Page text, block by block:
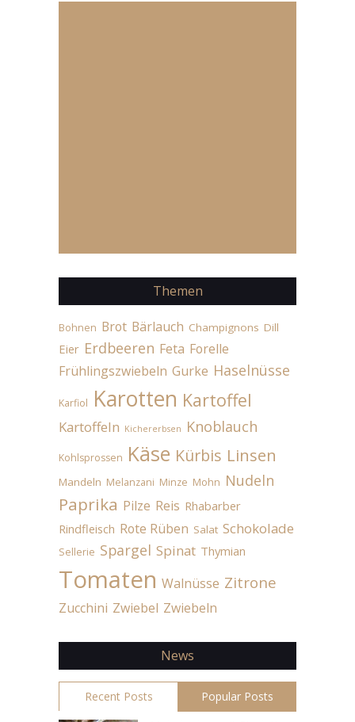
Themen
Bohnen Brot Bärlauch Champignons Dill
Eier Erdbeeren Feta Forelle
Frühlingszwiebeln Gurke Haselnüsse
Karfiol Karotten Kartoffel
Kartoffeln Kichererbsen Knoblauch
Kohlsprossen Käse Kürbis Linsen
Mandeln Melanzani Minze Mohn Nudeln
Paprika Pilze Reis Rhabarber
Rindfleisch Rote Rüben Salat Schokolade
Sellerie Spargel Spinat Thymian
Tomaten Walnüsse Zitrone
Zucchini Zwiebel Zwiebeln
News
Recent Posts Popular Posts